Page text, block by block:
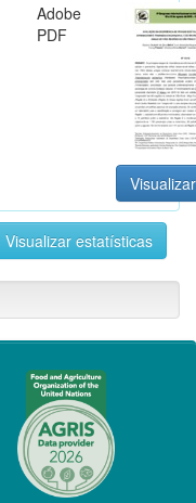
Adobe
PDF
Visualizar estatísticas